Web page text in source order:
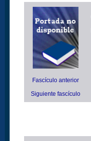
Fascículo anterior
Siguiente fascículo